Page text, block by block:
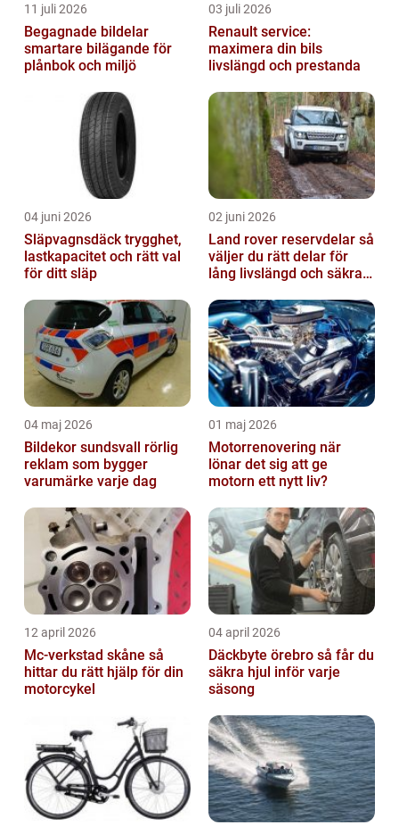
11 juli 2026
Begagnade bildelar
smartare bilägande för
plånbok och miljö
03 juli 2026
Renault service:
maximera din bils
livslängd och prestanda
04 juni 2026
Släpvagnsdäck trygghet,
lastkapacitet och rätt val
för ditt släp
02 juni 2026
Land rover reservdelar så
väljer du rätt delar för
lång livslängd och säkra
04 maj 2026
Bildekor sundsvall rörlig
reklam som bygger
varumärke varje dag
01 maj 2026
Motorrenovering när
lönar det sig att ge
motorn ett nytt liv?
12 april 2026
Mc-verkstad skåne så
hittar du rätt hjälp för din
motorcykel
04 april 2026
Däckbyte örebro så får du
säkra hjul inför varje
säsong